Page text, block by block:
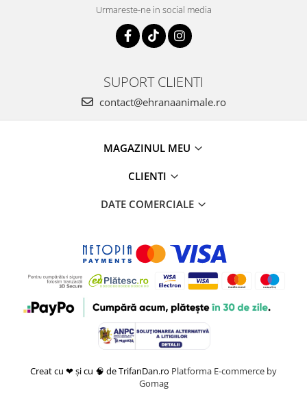
Urmareste-ne in social media
SUPORT CLIENTI
contact@ehranaanimale.ro
MAGAZINUL MEU
CLIENTI
DATE COMERCIALE
Creat cu ❤ și cu 🧠 de TrifanDan.ro Platforma E-commerce by
Gomag